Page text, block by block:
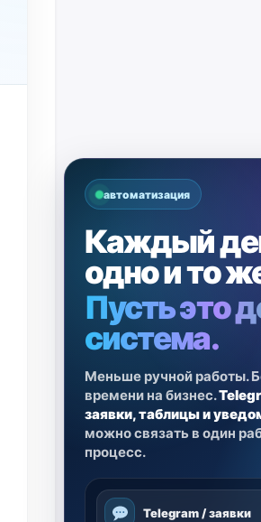
автоматизация
Каждый
одно и то
Пусть это
система.
Меньше ручной работы.
времени на бизнес.
заявки, таблицы и
можно связать в один
процесс.
Telegram / заявки